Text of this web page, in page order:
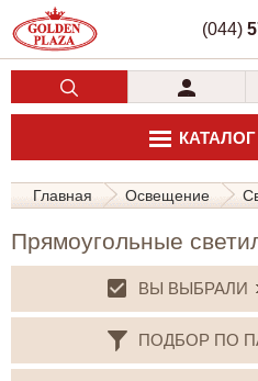
(044)
Главная Освещение
Прямоугольные
ВЫ ВЫБРАЛИ
ПОДБОР ПО